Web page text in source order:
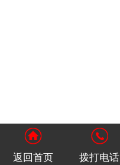
返回首页 拨打电话